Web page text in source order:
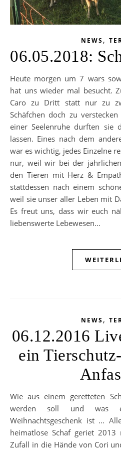
NEWS,
06.05.2018:
Heute morgen um 7 wars soweit und Schafscherer Nico
hat uns wieder mal besucht.
Caro zu Dritt statt nur zu
Schäfchen doch zu
einer Seelenruhe durften sie
lassen. Eines nach dem
war es wichtig, jedes Einzelne
nur, weil wir bei der
den Tieren mit Herz &
stattdessen nach einem
weil sie unser aller Leben mit
Es freut uns, dass wir euch
liebenswerte Lebewesen…
NEWS,
06.12.2016
ein
Wie aus einem geretteten Schaf ein ganzer Gnadenhof
werden soll und was
Weihnachtsgeschenk ist …
heimatlose Schaf geriet
Zufall in die Hände von Cori